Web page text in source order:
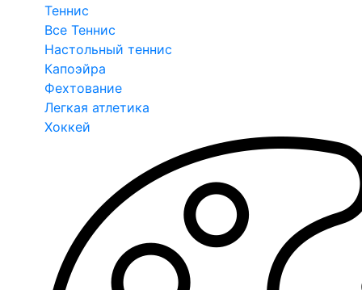
Теннис
Все Теннис
Настольный теннис
Капоэйра
Фехтование
Легкая атлетика
Хоккей